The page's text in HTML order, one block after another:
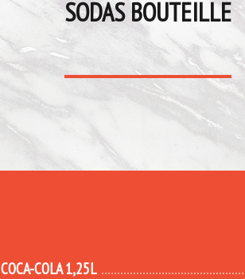
SODAS BOUTEILLE
COCA-COLA 1,25L